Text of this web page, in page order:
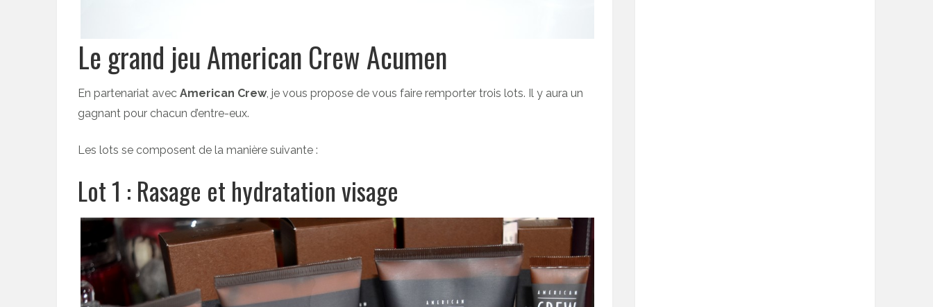
Le grand jeu American Crew Acumen
En partenariat avec American Crew, je vous propose de vous faire remporter trois lots. Il y aura un
gagnant pour chacun d’entre-eux.
Les lots se composent de la manière suivante :
Lot 1 : Rasage et hydratation visage